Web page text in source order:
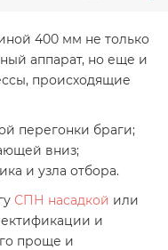
400 мм не только
аппарат, но еще и
происходящие
перегонки браги;
вниз;
и узла отбора.
СПН насадкой или
и
проще и